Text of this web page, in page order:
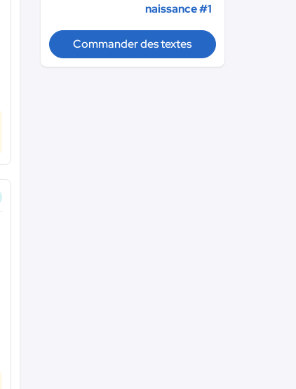
naissance #1
Commander des textes